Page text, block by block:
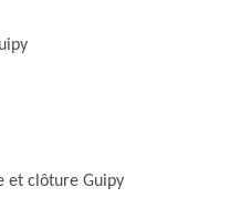
et clôture Guipy